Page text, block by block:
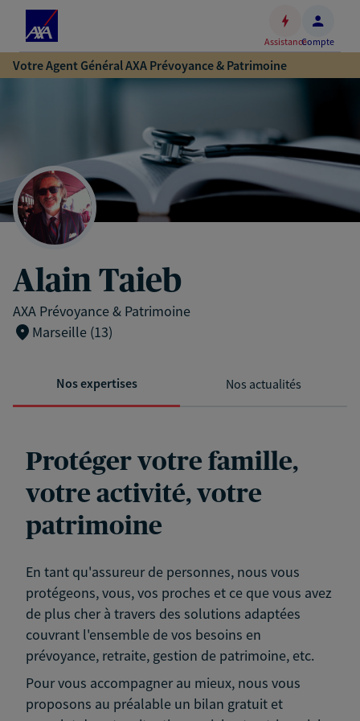
Accéder
au
au
pied
page
AssistanceCompte
Votre Agent Général AXA Prévoyance & Patrimoine
Alain Taieb
AXA Prévoyance & Patrimoine
Marseille (13)
Nos expertises Nos actualités
Protéger votre famille,
votre activité, votre
patrimoine
En tant qu'assureur de personnes, nous vous
protégeons, vous, vos proches et ce que vous avez
de plus cher à travers des solutions adaptées
couvrant l'ensemble de vos besoins en
prévoyance, retraite, gestion de patrimoine, etc.
Pour vous accompagner au mieux, nous vous
proposons au préalable un bilan gratuit et